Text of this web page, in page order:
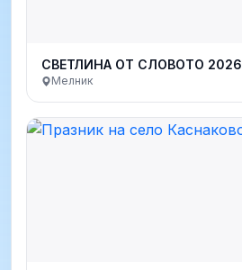
СВЕТЛИНА ОТ СЛОВОТО 2026
Мелник